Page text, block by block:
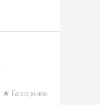
Без оценок